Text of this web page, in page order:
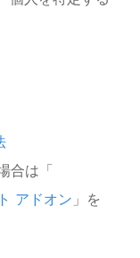
合は「
アドオン 」を